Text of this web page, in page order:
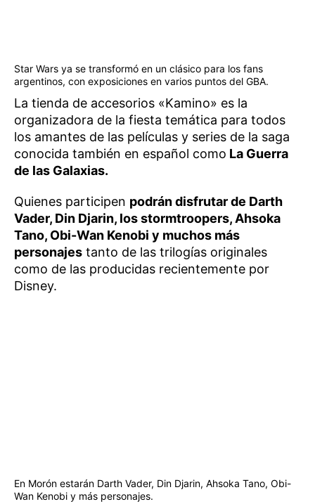
Star Wars ya se transformó en un clásico para los fans
argentinos, con exposiciones en varios puntos del GBA.
La tienda de accesorios «Kamino» es la
organizadora de la fiesta temática para todos
los amantes de las películas y series de la saga
conocida también en español como La Guerra
de las Galaxias.
Quienes participen podrán disfrutar de Darth
Vader, Din Djarin, los stormtroopers, Ahsoka
Tano, Obi-Wan Kenobi y muchos más
personajes tanto de las trilogías originales
como de las producidas recientemente por
Disney.
En Morón estarán Darth Vader, Din Djarin, Ahsoka Tano, Obi-
Wan Kenobi y más personajes.